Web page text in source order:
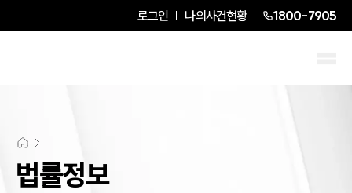
로그인 나의사건현황 1800-7905
법률정보